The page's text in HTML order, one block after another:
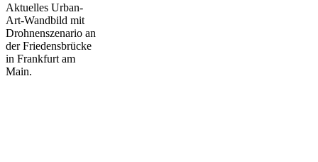
Aktuelles Urban-
Art-Wandbild mit
Drohnenszenario an
der Friedensbrücke
in Frankfurt am
Main.